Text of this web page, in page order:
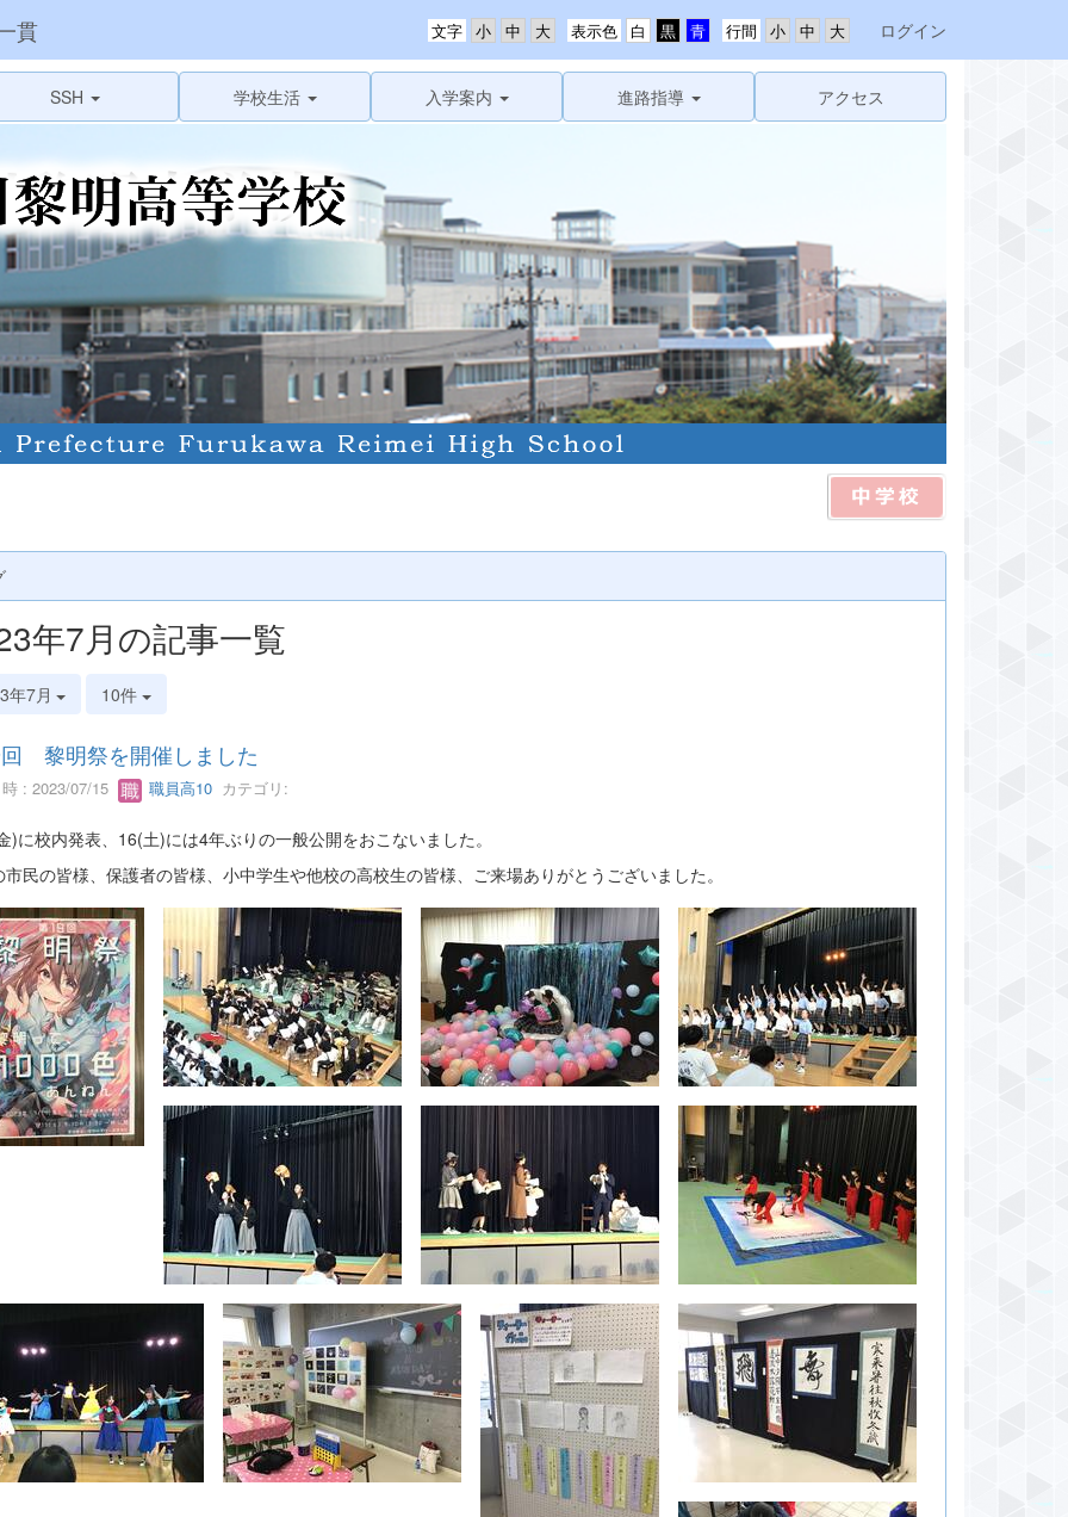
貫 行間
表示色
文字 ログイン
SSH 学校生活 入学案内 進路指導 アクセス
年7月の記事一覧
年7月 10件
黎明祭を開催しました
: 2023/07/15 職員高10カテゴリ:
)に校内発表、16(土)には4年ぶりの一般公開をおこないました。
民の皆様、保護者の皆様、小中学生や他校の高校生の皆様、ご来場ありがとうございました。